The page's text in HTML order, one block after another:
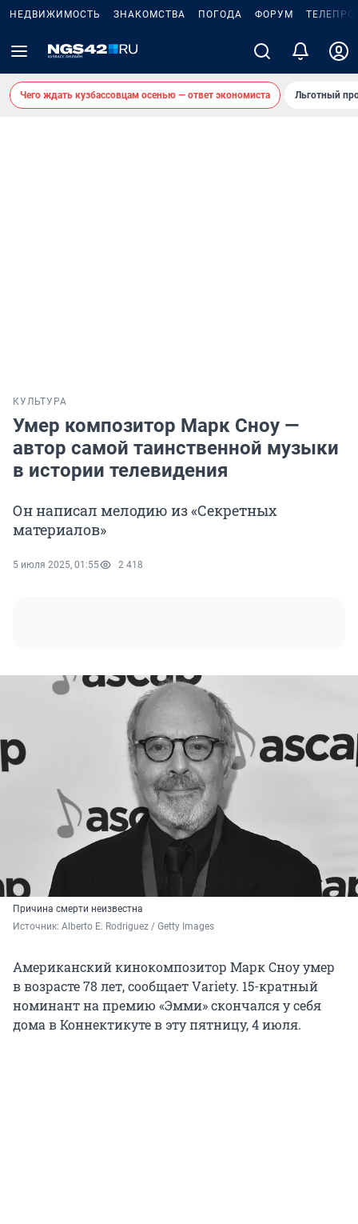
НЕДВИЖИМОСТЬ ЗНАКОМСТВА ПОГОДА ФОРУМ
Чего ждать кузбассовцам осенью — ответ экономиста Льготный
КУЛЬТУРА
Умер композитор Марк Сноу —
автор самой таинственной музыки
в истории телевидения
Он написал мелодию из «Секретных
материалов»
5 июля 2025, 01:55 2 418
Причина смерти неизвестна
Источник: Alberto E. Rodriguez / Getty Images
Американский кинокомпозитор Марк Сноу умер
в возрасте 78 лет, сообщает Variety. 15-кратный
номинант на премию «Эмми» скончался у себя
дома в Коннектикуте в эту пятницу, 4 июля.